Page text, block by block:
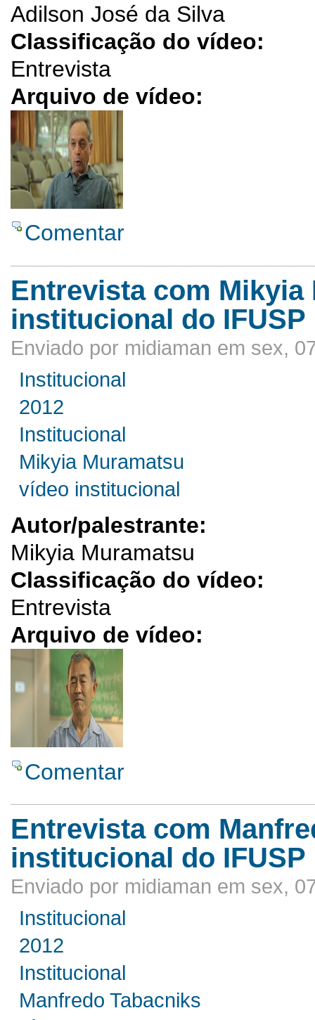
Adilson José da Silva
Classificação do vídeo:
Entrevista
Arquivo de vídeo:
Comentar
Entrevista com Mikyia
institucional do IFUSP
Enviado por midiaman em sex,
Institucional
2012
Institucional
Mikyia Muramatsu
vídeo institucional
Autor/palestrante:
Mikyia Muramatsu
Classificação do vídeo:
Entrevista
Arquivo de vídeo:
Comentar
Entrevista com
institucional do IFUSP
Enviado por midiaman em sex,
Institucional
2012
Institucional
Manfredo Tabacniks